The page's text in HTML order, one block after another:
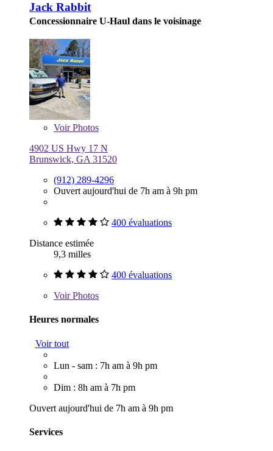
Jack Rabbit
Concessionnaire U-Haul dans le voisinage
VoirPhotos
4902 US Hwy 17 N
Brunswick, GA 31520
(912) 289-4296
Ouvert aujourd'hui de 7h am à 9h pm
400 évaluations
Distance estimée
9,3 milles
400 évaluations
VoirPhotos
Heures normales
Voir tout
Lun - sam : 7h am à 9h pm
Dim : 8h am à 7h pm
Ouvert aujourd'hui de 7h am à 9h pm
Services